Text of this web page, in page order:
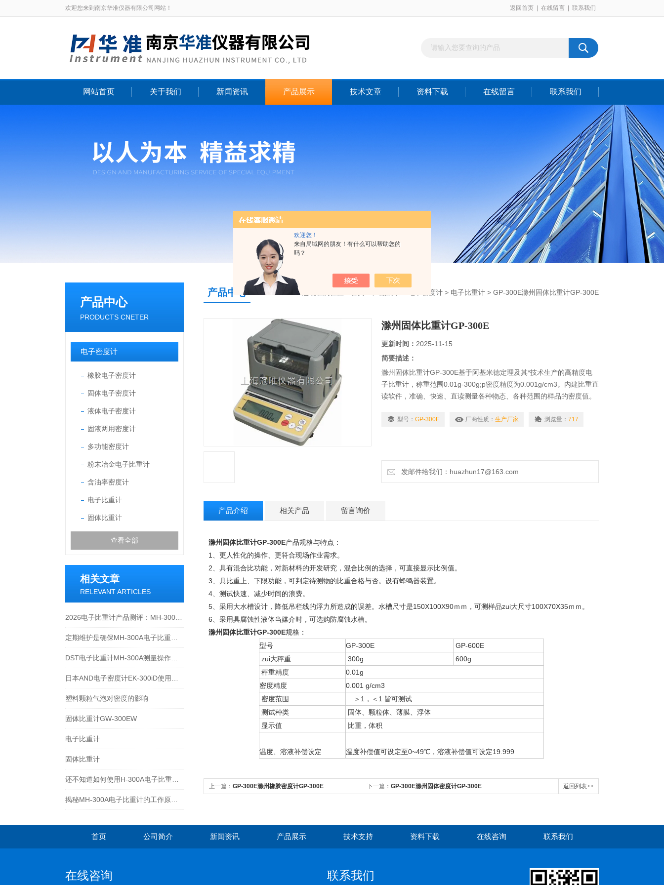
欢迎您！
来自局域网的朋友！有什么可以帮助您的
吗？
欢迎您来到南京华准仪器有限公司网站！ 返回首页 在线留言 联系我们
网站首页 关于我们 新闻资讯 产品展示 技术文章 资料下载 在线留言 联系我们
产品中心
PRODUCTS CNETER
电子密度计
橡胶电子密度计
固体电子密度计
液体电子密度计
固液两用密度计
多功能密度计
粉末冶金电子比重计
含油率密度计
电子比重计
固体比重计
查看全部
相关文章
RELEVANT ARTICLES
塑料颗粒气泡对密度的影响
固体比重计GW-300EW
电子比重计
固体比重计
产品中心 电子密度计 > 电子比重计 > GP-300E滁州固体比重计GP-300E
滁州固体比重计GP-300E
更新时间： 2025-11-15
简要描述：
滁州固体比重计GP-300E基于阿基米德定理及其*技术生产的高精度电
子比重计，称重范围0.01g-300g;p密度精度为0.001g/cm3。内建比重直
读软件，准确、快速、直读测量各种物态、各种范围的样品的密度值。
合金、复合材料...等
型号： GP-300E 厂商性质： 生产厂家 浏览量： 717
发邮件给我们：huazhun17@163.com
产品介绍 相关产品 留言询价
滁州固体比重计GP-300E产品规格与特点：
1、更人性化的操作、更符合现场作业需求。
2、具有混合比功能，对新材料的开发研究，混合比例的选择，可直接显示比例值。
3、具比重上、下限功能，可判定待测物的比重合格与否。设有蜂鸣器装置。
4、测试快速、减少时间的浪费。
5、采用大水槽设计，降低吊栏线的浮力所造成的误差。水槽尺寸是150X100X90ｍｍ，可测样品zui大尺寸100X70X35ｍｍ。
6、采用具腐蚀性液体当媒介时，可选购防腐蚀水槽。
滁州固体比重计GP-300E规格：
型号
GP-300E
GP-600E
zui大秤重
300g
600g
秤重精度
0.01g
密度精度
0.001 g/cm3
密度范围
＞1，＜1 皆可测试
测试种类
固体、颗粒体、薄膜、浮体
显示值
比重，体积
温度、溶液补偿设定 温度补偿值可设定至0~49℃，溶液补偿值可设定19.999
上一篇： GP-300E滁州橡胶密度计GP-300E 下一篇： GP-300E滁州固体密度计GP-300E 返回列表>>
首页 公司简介 新闻资讯 产品展示 技术支持 资料下载 在线咨询 联系我们
在线咨询 联系我们